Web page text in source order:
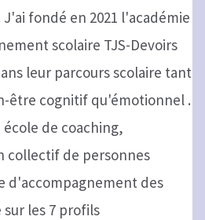
fondé en 2021 l'académie
scolaire TJS-Devoirs
leur parcours scolaire tant
être cognitif qu'émotionnel .
de coaching,
collectif de personnes
d'accompagnement des
les 7 profils